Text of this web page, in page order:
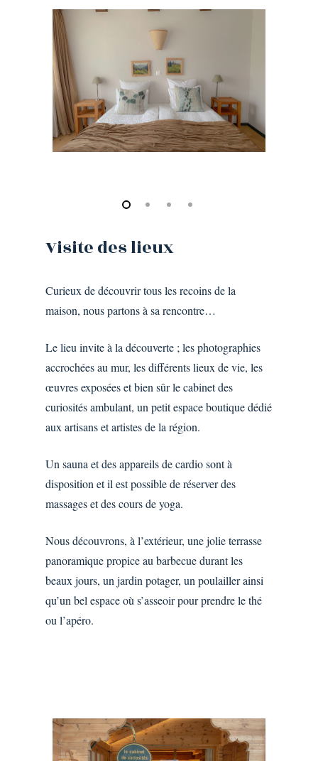
Visitedeslieux
Curieux de découvrir tous les recoins de la
maison, nous partons à sa rencontre…
Le lieu invite à la découverte ; les photographies
accrochées au mur, les différents lieux de vie, les
œuvres exposées et bien sûr le cabinet des
curiosités ambulant, un petit espace boutique dédié
aux artisans et artistes de la région.
Un sauna et des appareils de cardio sont à
disposition et il est possible de réserver des
massages et des cours de yoga.
Nous découvrons, à l’extérieur, une jolie terrasse
panoramique propice au barbecue durant les
beaux jours, un jardin potager, un poulailler ainsi
qu’un bel espace où s’asseoir pour prendre le thé
ou l’apéro.